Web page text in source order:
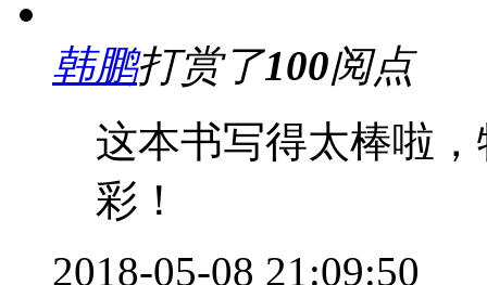
韩鹏打赏了100阅点
这本书写得太棒啦
彩！
2018-05-08 21:09:50